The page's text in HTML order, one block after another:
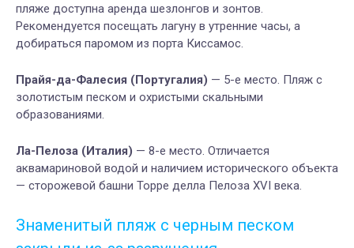
пляже доступна аренда шезлонгов и зонтов.
Рекомендуется посещать лагуну в утренние часы, а
добираться паромом из порта Киссамос.
Прайя-да-Фалесия (Португалия) — 5-е место. Пляж с
золотистым песком и охристыми скальными
образованиями.
Ла-Пелоза (Италия) — 8-е место. Отличается
аквамариновой водой и наличием исторического объекта
— сторожевой башни Торре делла Пелоза XVI века.
Знаменитый пляж с черным песком